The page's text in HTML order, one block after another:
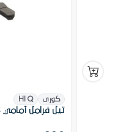
كورى HI Q
تيل فرامل أمامي MG ZS